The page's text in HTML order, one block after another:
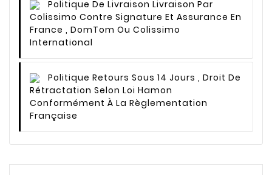
Politique De Livraison Livraison Par
Colissimo Contre Signature Et Assurance En
France , DomTom Ou Colissimo
International
Politique Retours Sous 14 Jours , Droit De
Rétractation Selon Loi Hamon
Conformément À La Règlementation
Française